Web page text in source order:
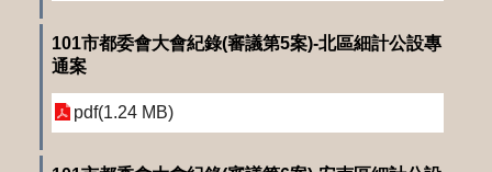
101市都委會大會紀錄(審議第5案)-北區細計公設專
通案
pdf(1.24 MB)